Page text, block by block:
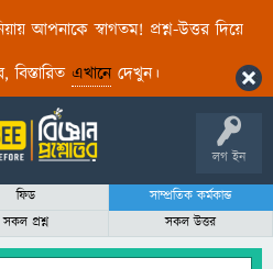
আপনাকে স্বাগতম! প্রশ্ন-উত্তর দিয়ে
বিস্তারিত এখানেদেখুন।
লগ ইন
ফিড
সাম্প্রতিক কর্মকান্ড
সকল প্রশ্ন
সকল উত্তর